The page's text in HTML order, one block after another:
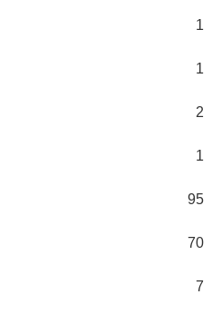
1
1
2
1
95
70
7